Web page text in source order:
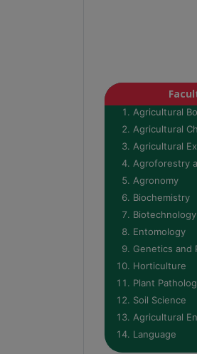
Agricultural
Agricultural
Agricultural
Agroforestry
Agronomy
Biochemistry
Biotechnology
Entomology
Genetics and
Horticulture
Plant
Soil Science
Agricultural
Language